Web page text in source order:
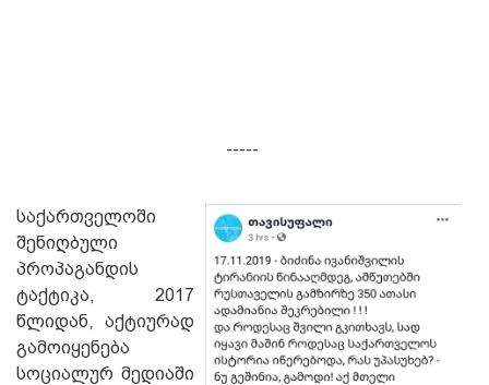
-----
საქართველოში
შენიღბული
პროპაგანდის
ტაქტიკა, 2017
წლიდან, აქტიურად
გამოიყენება
სოციალურ მედიაში